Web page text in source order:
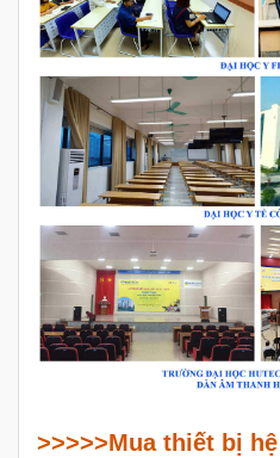
>>>>>Mua thiết bị